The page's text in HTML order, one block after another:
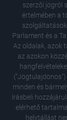
szerzői jogról
értelmében a
Parlament és a
Az oldalak, azok
az azokon
minden és
írásbeli
elérhető
helytállást